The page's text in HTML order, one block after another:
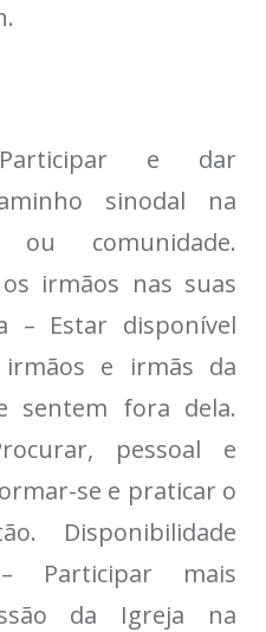
e dar
sinodal na
comunidade.
irmãos nas suas
– Estar disponível
e irmãs da
sentem fora dela.
pessoal e
se e praticar o
Disponibilidade
Participar mais
da Igreja na